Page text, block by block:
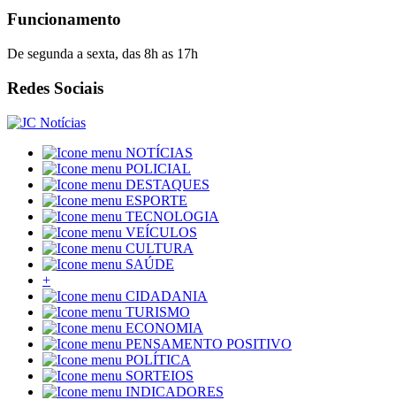
Funcionamento
De segunda a sexta, das 8h as 17h
Redes Sociais
NOTÍCIAS
POLICIAL
DESTAQUES
ESPORTE
TECNOLOGIA
VEÍCULOS
CULTURA
SAÚDE
+
CIDADANIA
TURISMO
ECONOMIA
PENSAMENTO POSITIVO
POLÍTICA
SORTEIOS
INDICADORES